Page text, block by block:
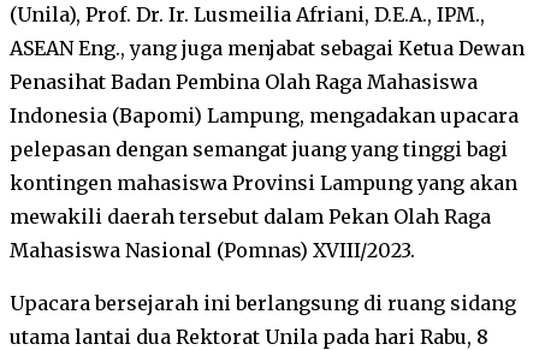
(Unila), Prof. Dr. Ir. Lusmeilia Afriani, D.E.A., IPM.,
ASEAN Eng., yang juga menjabat sebagai Ketua Dewan
Penasihat Badan Pembina Olah Raga Mahasiswa
Indonesia (Bapomi) Lampung, mengadakan upacara
pelepasan dengan semangat juang yang tinggi bagi
kontingen mahasiswa Provinsi Lampung yang akan
mewakili daerah tersebut dalam Pekan Olah Raga
Mahasiswa Nasional (Pomnas) XVIII/2023.
Upacara bersejarah ini berlangsung di ruang sidang
utama lantai dua Rektorat Unila pada hari Rabu, 8